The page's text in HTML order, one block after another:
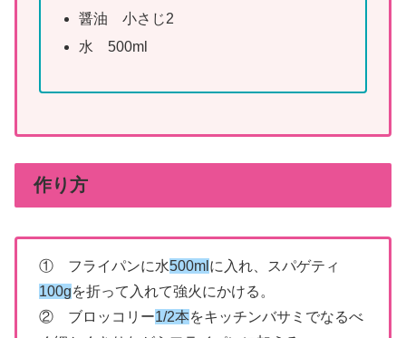
醤油 小さじ2
水 500ml
作り方
① フライパンに水500ml に入れ、スパゲティ
100gを折って入れて強火にかける。
② ブロッコリー1/2本をキッチンバサミでなるべ